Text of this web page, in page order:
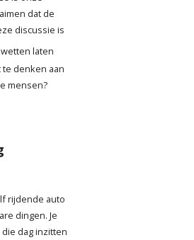
dat de
discussie is
laten
denken aan
mensen?
rijdende auto
dingen. Je
dag inzitten